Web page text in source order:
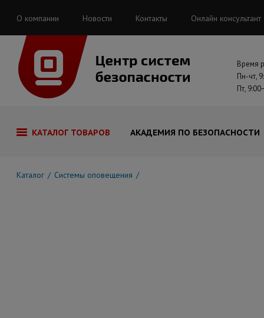
О компании Новости Контакты Онлайн консультант
Время
Пн-чт,
Пт,
КАТАЛОГ ТОВАРОВ АКАДЕМИЯ ПО БЕЗОПАСНОСТИ
Каталог Системы оповещения